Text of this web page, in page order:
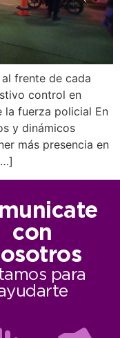
frente de cada
control en
la fuerza policial En
y dinámicos
más presencia en
con
para